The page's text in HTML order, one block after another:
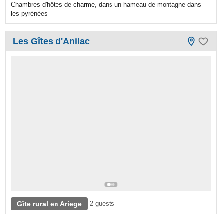
Chambres d'hôtes de charme, dans un hameau de montagne dans
les pyrénées
Les Gîtes d'Anilac
Gîte rural en Ariege 2 guests